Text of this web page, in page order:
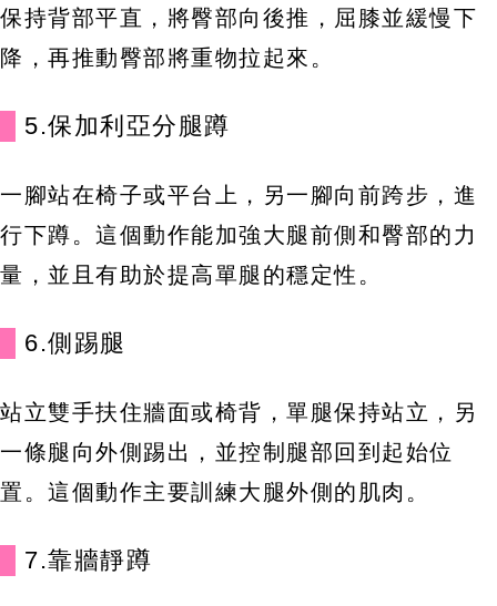
保持背部平直，將臀部向後推，屈膝並緩慢下
降，再推動臀部將重物拉起來。
5.保加利亞分腿蹲
一腳站在椅子或平台上，另一腳向前跨步，進
行下蹲。這個動作能加強大腿前側和臀部的力
量，並且有助於提高單腿的穩定性。
6.側踢腿
站立雙手扶住牆面或椅背，單腿保持站立，另
一條腿向外側踢出，並控制腿部回到起始位
置。這個動作主要訓練大腿外側的肌肉。
7.靠牆靜蹲